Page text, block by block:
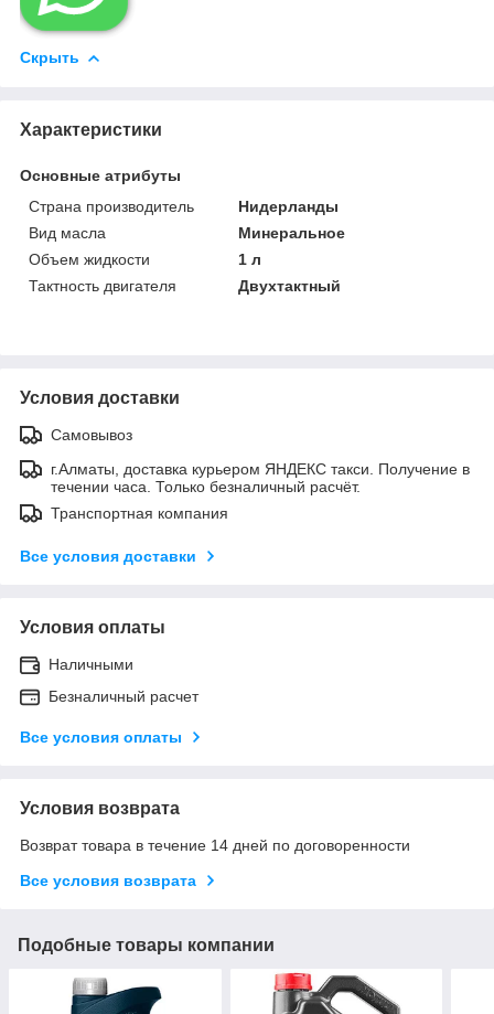
Скрыть
Характеристики
Основные атрибуты
Страна производитель
Нидерланды
Вид масла
Минеральное
Объем жидкости
1 л
Тактность двигателя
Двухтактный
Условия доставки
Самовывоз
г.Алматы, доставка курьером ЯНДЕКС такси. Получение в
течении часа. Только безналичный расчёт.
Транспортная компания
Все условия доставки
Условия оплаты
Наличными
Безналичный расчет
Все условия оплаты
Условия возврата
Возврат товара в течение 14 дней по договоренности
Все условия возврата
Подобные товары компании